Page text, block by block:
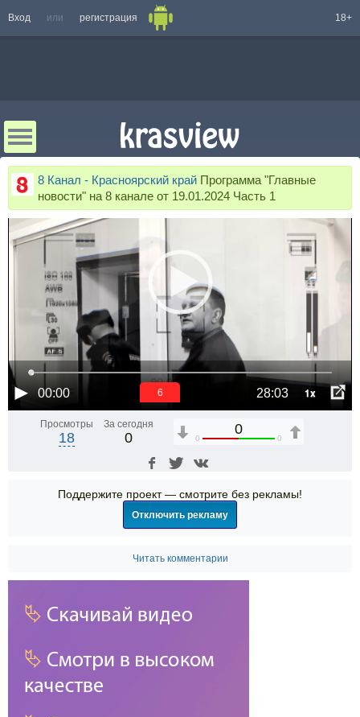
Вход или регистрация 18+
8 Канал - Красноярский край Программа "Главные
новости" на 8 канале от 19.01.2024 Часть 1
00:00 28:03 1x
6
Просмотры
18
За сегодня
0
0
0 0
Поддержите проект — смотрите без рекламы!
Отключить рекламу
Читать комментарии